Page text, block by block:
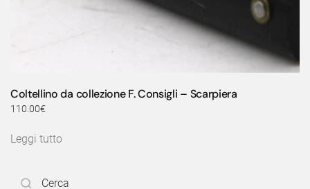
Coltellino da collezione F. Consigli – Scarpiera
110.00€
Leggi tutto